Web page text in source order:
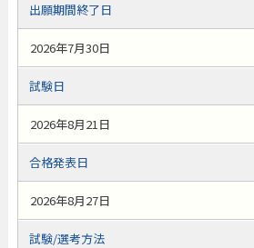
出願期間終了日
2026年7月30日
試験日
2026年8月21日
合格発表日
2026年8月27日
試験/選考方法